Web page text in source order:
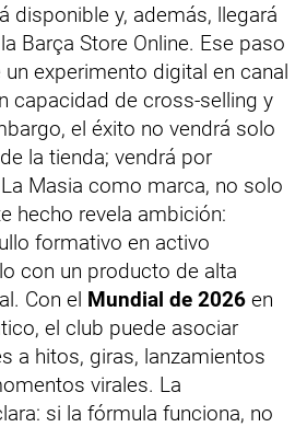
disponible y, además, llegará
Barça Store Online. Ese paso
experimento digital en canal
capacidad de cross-selling y
el éxito no vendrá solo
la tienda; vendrá por
Masia como marca, no solo
hecho revela ambición:
formativo en activo
con un producto de alta
Con el Mundial de 2026 en
el club puede asociar
a hitos, giras, lanzamientos
virales. La
si la fórmula funciona, no